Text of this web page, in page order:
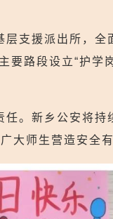
支援派出所，全
要路段设立“护学
。新乡公安将持
大师生营造安全